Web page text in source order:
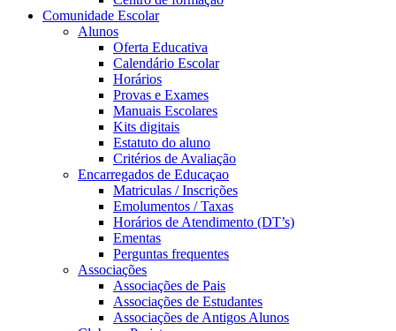
Comunidade Escolar
Alunos
Oferta Educativa
Calendário Escolar
Horários
Provas e Exames
Manuais Escolares
Kits digitais
Estatuto do aluno
Critérios de Avaliação
Encarregados de Educaçao
Matriculas / Inscrições
Emolumentos / Taxas
Horários de Atendimento (DT’s)
Ementas
Perguntas frequentes
Associações
Associações de Pais
Associações de Estudantes
Associações de Antigos Alunos